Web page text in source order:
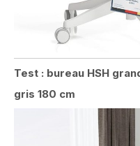
Test : bureau HSH
gris 180 cm